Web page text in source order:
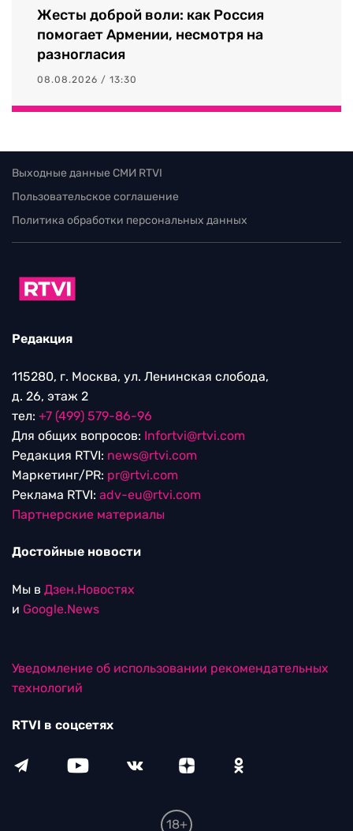
Жесты доброй воли: как Россия
помогает Армении, несмотря на
разногласия
08.08.2026 / 13:30
Выходные данные СМИ RTVI
Пользовательское соглашение
Политика обработки персональных данных
Редакция
115280, г. Москва, ул. Ленинская слобода,
д. 26, этаж 2
тел: +7 (499) 579-86-96
Для общих вопросов: Infortvi@rtvi.com
Редакция RTVI: news@rtvi.com
Маркетинг/PR: pr@rtvi.com
Реклама RTVI: adv-eu@rtvi.com
Партнерские материалы
Достойные новости
Мы в Дзен.Новостях
и Google.News
Уведомление об использовании рекомендательных
технологий
RTVI в соцсетях
18+